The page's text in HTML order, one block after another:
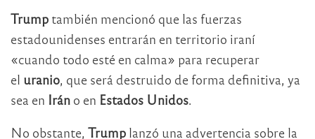
Trump también mencionó que las fuerzas
estadounidenses entrarán en territorio iraní
«cuando todo esté en calma» para recuperar
el uranio, que será destruido de forma definitiva, ya
sea en Irán o en Estados Unidos.
No obstante, Trump lanzó una advertencia sobre la